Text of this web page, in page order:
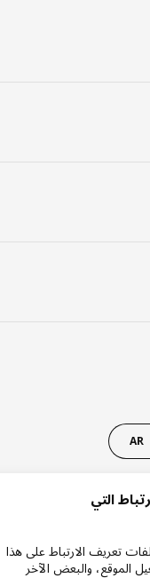
التي
تعريف الارتباط على هذا
والبعض الآخر